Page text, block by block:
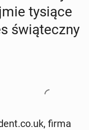
tysiące
świą­tecz­ny
firma